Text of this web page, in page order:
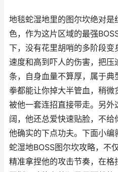
地毯蛇湿地里的图尔坎绝对是
色，作为这片区域的最强
下，没有花里胡哨的多阶段
速度和高到吓人的伤害，把压
条，自身血量不算厚，属于
拳都能让你掉大半管血，稍
被他一套连招直接带走。另
阔，他还总爱快速贴脸，不
他确实的下点功夫。下面小
蛇湿地BOSS图尔坎攻略，不
精准拿捏他的攻击节奏，在格